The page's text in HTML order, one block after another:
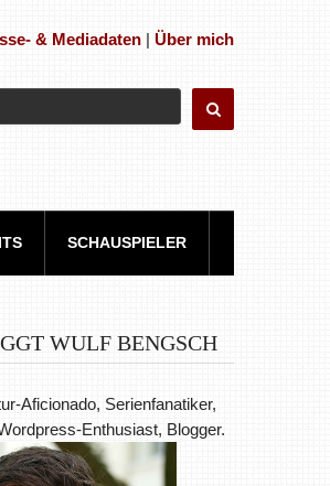
& Mediadaten | Über mich
SCHAUSPIELER
WULF BENGSCH
Aficionado, Serienfanatiker,
Enthusiast, Blogger.